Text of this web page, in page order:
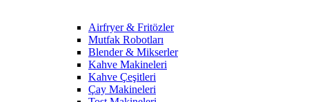
Airfryer & Fritözler
Mutfak Robotları
Blender & Mikserler
Kahve Makineleri
Kahve Çeşitleri
Çay Makineleri